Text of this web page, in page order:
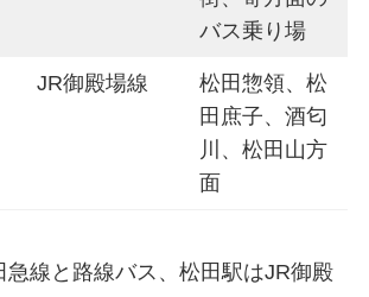
バス乗り場
JR御殿場線
松田惣領、松
田庶子、酒匂
川、松田山方
面
急線と路線バス、松田駅はJR御殿